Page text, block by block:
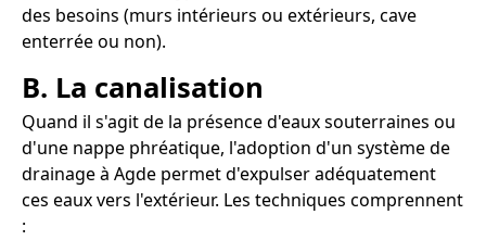
des besoins (murs intérieurs ou extérieurs, cave
enterrée ou non).
B. La canalisation
Quand il s'agit de la présence d'eaux souterraines ou
d'une nappe phréatique, l'adoption d'un système de
drainage à Agde permet d'expulser adéquatement
ces eaux vers l'extérieur. Les techniques comprennent
: